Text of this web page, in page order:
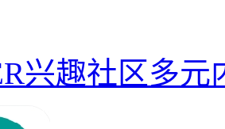
兴趣社区多元